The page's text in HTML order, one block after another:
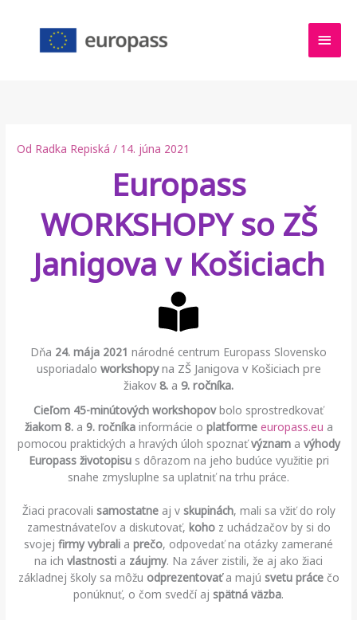
Od Radka Repiská/ 14. júna 2021
Europass
WORKSHOPY so ZŠ
Janigova v Košiciach
Dňa 24. mája 2021 národné centrum Europass Slovensko
usporiadalo workshopyna ZŠ Janigova v Košiciach pre
žiakov8. a 9. ročníka.
Cieľom 45-minútových workshopovbolo sprostredkovať
žiakom 8. a 9. ročníkainformácie o platforme europass.eu a
pomocou praktických a hravých úloh spoznaťvýznama výhody
Europass životopisus dôrazom na jeho budúce využitie pri
snahe zmysluplne sa uplatniť na trhu práce.
Žiaci pracovali samostatneaj v skupinách, mali sa vžiť do roly
zamestnávateľov a diskutovať, kohoz uchádzačov by si do
svojej firmy vybrali a prečo, odpovedať na otázky zamerané
na ich vlastnosti a záujmy. Na záver zistili, že aj ako žiaci
základnej školy sa môžu odprezentovaťa majú svetu prácečo
ponúknuť, o čom svedčí aj spätná väzba.